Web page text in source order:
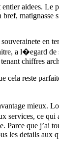
aidees.
en
a l�egard
chiffres
reste
mieux.
ce
que j’ai
les details